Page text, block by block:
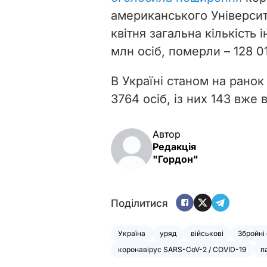
американського
квітня загальна
млн осіб, померли – 128
В Україні станом на
3764 осіб, із них 143 вже
Автор
Редакція
"Гордон"
Поділитися
Україна уряд військові
коронавірус SARS-CoV-2 / COVID-19